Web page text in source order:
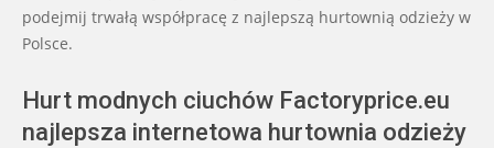
podejmij trwałą współpracę z najlepszą hurtownią odzieży w
Polsce.
Hurt modnych ciuchów Factoryprice.eu
najlepsza internetowa hurtownia odzieży